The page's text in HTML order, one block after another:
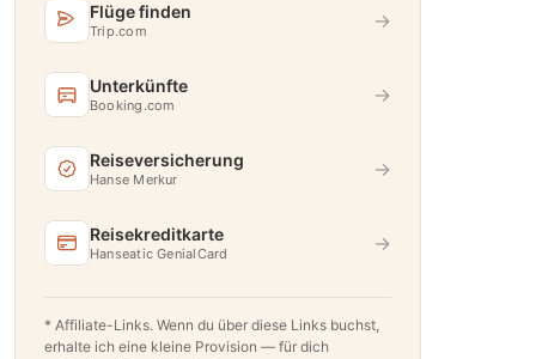
Flüge finden
Trip.com →
Unterkünfte
Booking.com →
Reiseversicherung
Hanse Merkur →
Reisekreditkarte
Hanseatic GenialCard →
* Affiliate-Links. Wenn du über diese Links buchst,
erhalte ich eine kleine Provision — für dich